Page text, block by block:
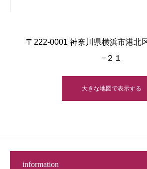
〒222-0001 神奈川県横浜市港北
−２１
大きな地図で表示する
information